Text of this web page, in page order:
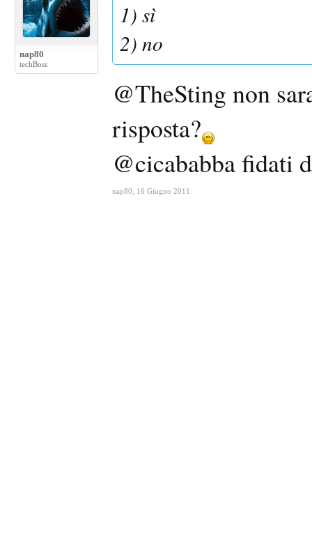
nap80
techBoss
1) sì
2) no
@TheSting non
risposta?
@cicababba fidati
nap80 16 Giugno 2011